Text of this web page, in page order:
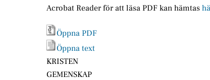
Acrobat Reader för att läsa PDF kan hämtas
Öppna PDF
Öppna text
KRISTEN
GEMENSKAP